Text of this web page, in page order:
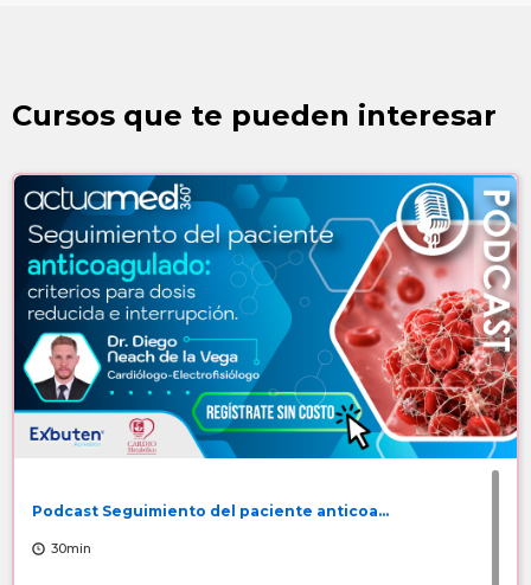
Cursos que te pueden interesar
Podcast Seguimiento del paciente anticoa...
30min